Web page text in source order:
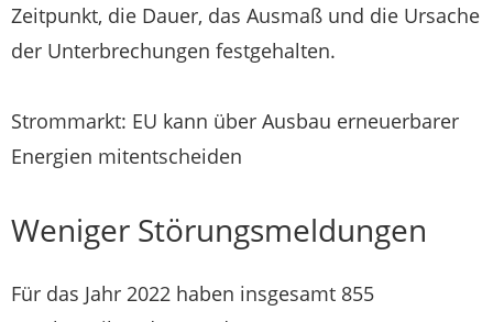
Zeitpunkt, die Dauer, das Ausmaß und die Ursache
der Unterbrechungen festgehalten.
Strommarkt: EU kann über Ausbau erneuerbarer
Energien mitentscheiden
Weniger Störungsmeldungen
Für das Jahr 2022 haben insgesamt 855